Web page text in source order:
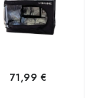
71,99 €